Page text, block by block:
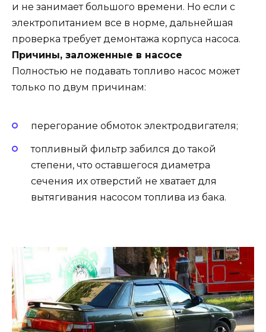
и не занимает большого времени. Но если с
электропитанием все в норме, дальнейшая
проверка требует демонтажа корпуса насоса.
Причины, заложенные в насосе
Полностью не подавать топливо насос может
только по двум причинам:
перегорание обмоток электродвигателя;
топливный фильтр забился до такой
степени, что оставшегося диаметра
сечения их отверстий не хватает для
вытягивания насосом топлива из бака.